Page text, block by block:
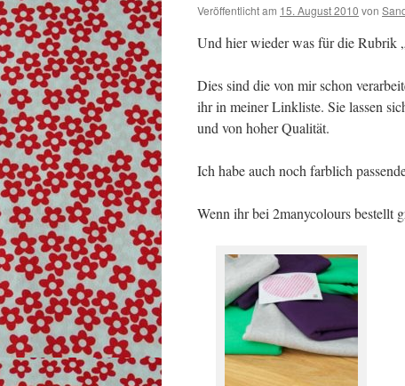
Veröffentlicht am 15. August 2010 von
Und hier wieder was für die Rubrik
Dies sind die von mir schon
ihr in meiner Linkliste. Sie lassen
und von hoher Qualität.
Ich habe auch noch farblich
Wenn ihr bei 2manycolours bestellt